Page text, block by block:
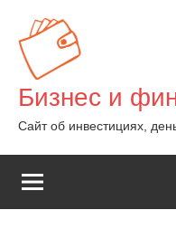
содержимому
Бизнес и
Сайт об инвестициях,